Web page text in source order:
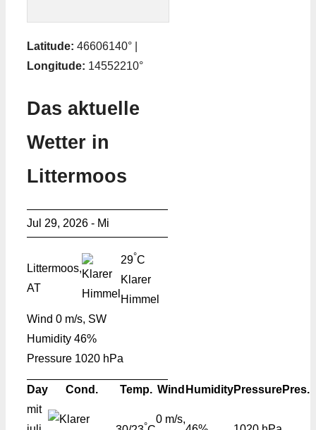
Latitude: 46606140° |
Longitude: 14552210°
Das aktuelle
Wetter in
Littermoos
Jul 29, 2026 - Mi
Littermoos,
AT
29°C
Klarer
Himmel
Wind 0 m/s, SW
Humidity 46%
Pressure 1020 hPa
Day Cond. Temp. Wind HumidityPressurePres.
mit
°
0 m/s,